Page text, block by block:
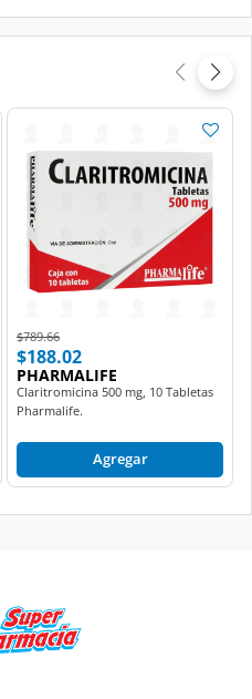
Price reduced from
$789.66to
$188.02
PHARMALIFE
Claritromicina 500 mg, 10 Tabletas
Pharmalife.
Agregar